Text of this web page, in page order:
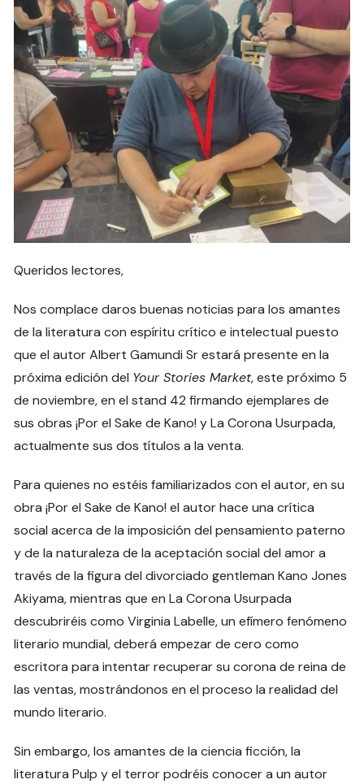
Queridos lectores,
Nos complace daros buenas noticias para los amantes
de la literatura con espíritu crítico e intelectual puesto
que el autor Albert Gamundi Sr estará presente en la
próxima edición del Your Stories Market, este próximo 5
de noviembre, en el stand 42 firmando ejemplares de
sus obras ¡Por el Sake de Kano! y La Corona Usurpada,
actualmente sus dos títulos a la venta.
Para quienes no estéis familiarizados con el autor, en su
obra ¡Por el Sake de Kano! el autor hace una crítica
social acerca de la imposición del pensamiento paterno
y de la naturaleza de la aceptación social del amor a
través de la figura del divorciado gentleman Kano Jones
Akiyama, mientras que en La Corona Usurpada
descubriréis como Virginia Labelle, un efímero fenómeno
literario mundial, deberá empezar de cero como
escritora para intentar recuperar su corona de reina de
las ventas, mostrándonos en el proceso la realidad del
mundo literario.
Sin embargo, los amantes de la ciencia ficción, la
literatura Pulp y el terror podréis conocer a un autor